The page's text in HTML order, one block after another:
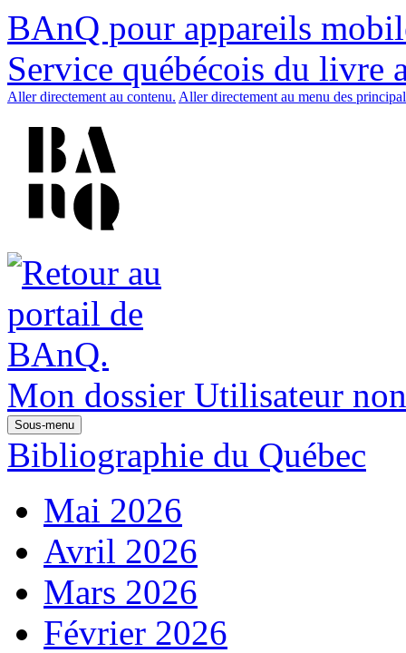
BAnQ pour appareils
Service québécois du livre
Aller directement au contenu. Aller directement au menu des
Mon dossier Utilisateur
Sous-menu
Bibliographie du Québec
Mai 2026
Avril 2026
Mars 2026
Février 2026